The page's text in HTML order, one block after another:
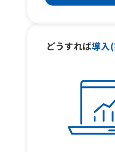
どうすれば導入